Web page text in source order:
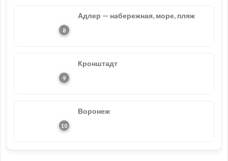
Адлер — набережная, море, пляж
Кронштадт
Воронеж